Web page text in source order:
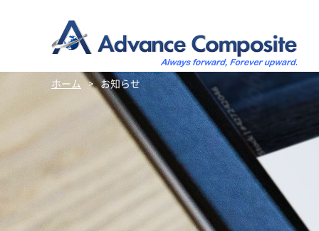
ホーム > お知らせ